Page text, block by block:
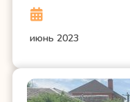
июнь 2023